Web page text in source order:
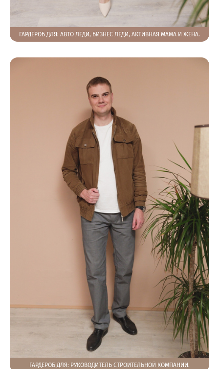
ГАРДЕРОБ ДЛЯ: АВТО ЛЕДИ, БИЗНЕС ЛЕДИ, АКТИВНАЯ МАМА И ЖЕНА.
ГАРДЕРОБ ДЛЯ: РУКОВОДИТЕЛЬ СТРОИТЕЛЬНОЙ КОМПАНИИ.